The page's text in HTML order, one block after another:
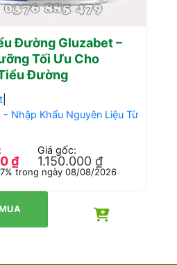
Đường Gluzabet –
Tối Ưu Cho
Đường
- Nhập Khẩu Nguyên Liệu Từ
₫
Giá gốc:
1.150.000 ₫
trong ngày 08/08/2026